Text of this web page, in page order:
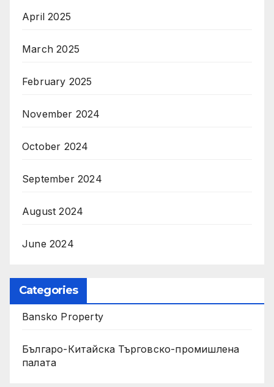
April 2025
March 2025
February 2025
November 2024
October 2024
September 2024
August 2024
June 2024
Categories
Bansko Property
Българо-Китайска Търговско-промишлена
палaта